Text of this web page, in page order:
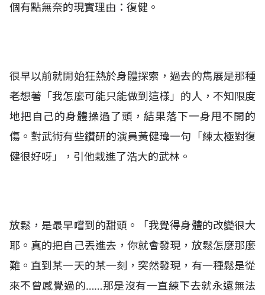
個有點無奈的現實理由：復健。
很早以前就開始狂熱於身體探索，過去的雋展是那種
老想著「我怎麼可能只能做到這樣」的人，不知限度
地把自己的身體操過了頭，結果落下一身甩不開的
傷。對武術有些鑽研的演員黃健瑋一句「練太極對復
健很好呀」，引他栽進了浩大的武林。
放鬆，是最早嚐到的甜頭。「我覺得身體的改變很大
耶。真的把自己丟進去，你就會發現，放鬆怎麼那麼
難。直到某一天的某一刻，突然發現，有一種鬆是從
來不曾感覺過的……那是沒有一直練下去就永遠無法